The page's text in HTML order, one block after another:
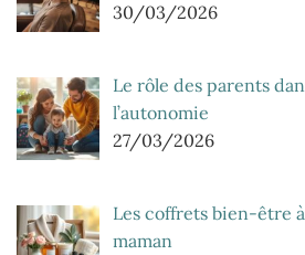
30/03/2026
Le rôle des parents
l’autonomie
27/03/2026
Les coffrets bien-être
maman